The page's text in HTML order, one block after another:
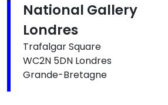
National Gallery
Londres
Trafalgar Square
WC2N 5DN Londres
Grande-Bretagne